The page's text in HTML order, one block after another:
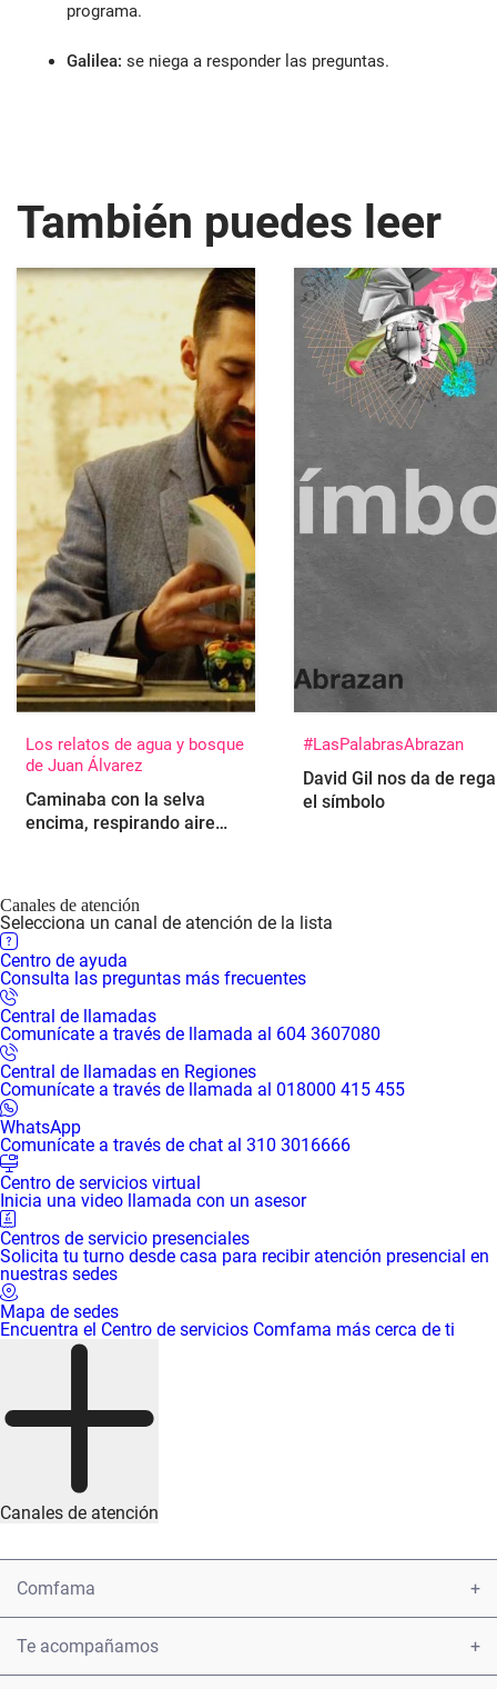
programa.
Galilea: se niega a responder las preguntas.
También puedes leer
Los relatos de agua y bosque
de Juan Álvarez
Caminaba con la selva
encima, respirando aire
encontrándose una que
otra gota colgante en las
tropical, cuando Juan
Álvarez, escritor e
investigador, le hizo a la
inmensamente poderosa y
reverencia. Ya no solo se
entendería a él mismo
como un sujeto en el
tiempo de la historia, sino
como parte de ese
territorio compartido al que
existencia conectada a la
que llamamos vida.
#LasPalabrasAbrazan
David Gil nos da de
el símbolo
Canales de atención
Selecciona un canal de atención de la lista
Centro de ayuda
Consulta las preguntas más frecuentes
Central de llamadas
Comunícate a través de llamada al 604 3607080
Central de llamadas en Regiones
Comunícate a través de llamada al 018000 415 455
WhatsApp
Comunícate a través de chat al 310 3016666
Centro de servicios virtual
Inicia una video llamada con un asesor
Centros de servicio presenciales
Solicita tu turno desde casa para recibir atención presencial en
nuestras sedes
Mapa de sedes
Encuentra el Centro de servicios Comfama más cerca de ti
Canales de atención
Comfama
Encuéntranos
Te acompañamos